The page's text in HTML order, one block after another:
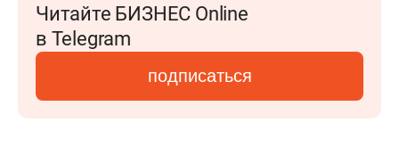
Читайте БИЗНЕС Online
в Telegram
подписаться